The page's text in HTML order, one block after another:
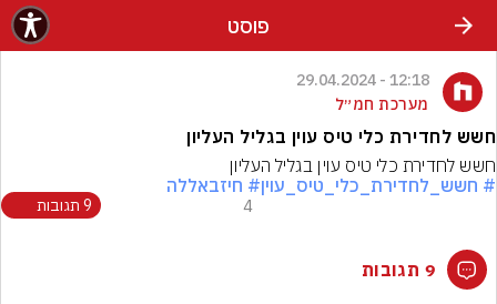
פוסט
12:18 - 29.04.2024
מערכת חמ״ל
חשש לחדירת כלי טיס עוין בגליל העליון
חשש לחדירת כלי טיס עוין בגליל העליון
# חשש_לחדירת_כלי_טיס_עוין# חיזבאללה
4 9 תגובות
9 תגובות